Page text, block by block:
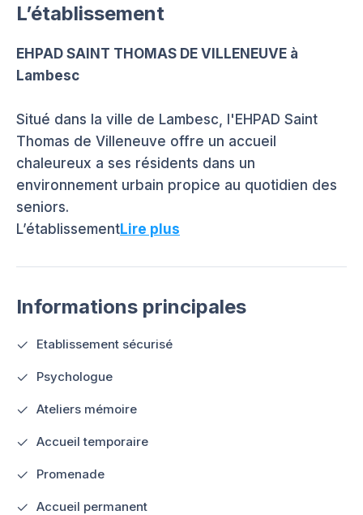
L’établissement
EHPAD SAINT THOMAS DE VILLENEUVE à
Lambesc
Situé dans la ville de Lambesc, l'EHPAD Saint
Thomas de Villeneuve offre un accueil
chaleureux a ses résidents dans un
environnement urbain propice au quotidien des
seniors.
L’établissementLire plus
Informations principales
Etablissement sécurisé
Psychologue
Ateliers mémoire
Accueil temporaire
Promenade
Accueil permanent